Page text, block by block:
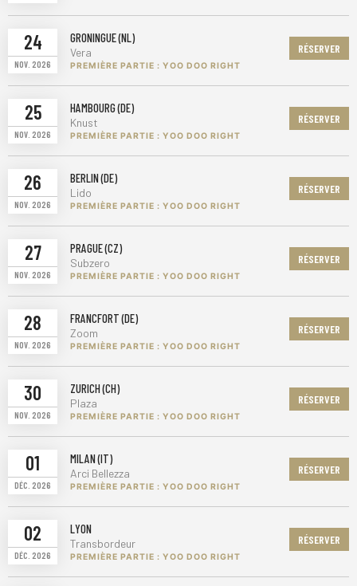
24
NOV. 2026
GRONINGUE (NL)
Vera
PREMIÈRE PARTIE : YOO DOO RIGHT
RÉSERVER
25
NOV. 2026
HAMBOURG (DE)
Knust
PREMIÈRE PARTIE : YOO DOO RIGHT
RÉSERVER
26
NOV. 2026
BERLIN (DE)
Lido
PREMIÈRE PARTIE : YOO DOO RIGHT
RÉSERVER
27
NOV. 2026
PRAGUE (CZ)
Subzero
PREMIÈRE PARTIE : YOO DOO RIGHT
RÉSERVER
28
NOV. 2026
FRANCFORT (DE)
Zoom
PREMIÈRE PARTIE : YOO DOO RIGHT
RÉSERVER
30
NOV. 2026
ZURICH (CH)
Plaza
PREMIÈRE PARTIE : YOO DOO RIGHT
RÉSERVER
01
DÉC. 2026
MILAN (IT)
Arci Bellezza
PREMIÈRE PARTIE : YOO DOO RIGHT
RÉSERVER
02
DÉC. 2026
LYON
Transbordeur
PREMIÈRE PARTIE : YOO DOO RIGHT
RÉSERVER